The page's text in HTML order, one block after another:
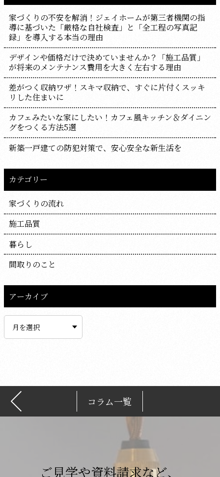
家づくりの不安を解消！ジェイホームが第三者機関の指
導に基づいた「厳格な自社検査」と「全工程の写真記
録」を導入する本当の理由
デザインや価格だけで決めていませんか？「施工品質」
が将来のメンテナンス費用を大きく左右する理由
差がつく収納ワザ！スキマ収納で、すぐに片付くスッキ
リした住まいに
カフェみたいな家にしたい！カフェ風キッチン＆ダイニン
グをつくる方法5選
新築一戸建ての防犯対策で、安心安全な新生活を
カテゴリー
家づくりの流れ
施工品質
暮らし
間取りのこと
アーカイブ
イ
コラム一覧
ご見学や資料請求など、